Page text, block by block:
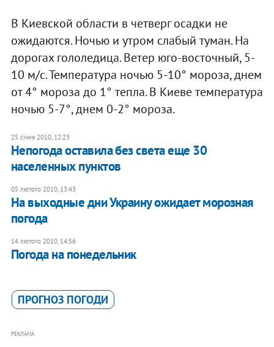
В Киевской области в четверг осадки не
ожидаются. Ночью и утром слабый туман. На
дорогах гололедица. Ветер юго-восточный, 5-
10 м/с. Температура ночью 5-10° мороза, днем
от 4° мороза до 1° тепла. В Киеве температура
ночью 5-7°, днем 0-2° мороза.
25 січня 2010, 12:23
Непогода оставила без света еще 30
населенных пунктов
05 лютого 2010, 13:43
На выходные дни Украину ожидает морозная
погода
14 лютого 2010, 14:56
Погода на понедельник
ПРОГНОЗ ПОГОДИ
РЕКЛАМА